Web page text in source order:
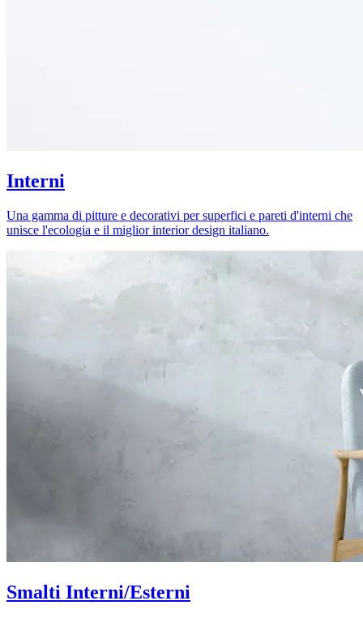
Interni
Una gamma di pitture e decorativi per superfici e pareti d'interni che
unisce l'ecologia e il miglior interior design italiano.
Smalti Interni/Esterni